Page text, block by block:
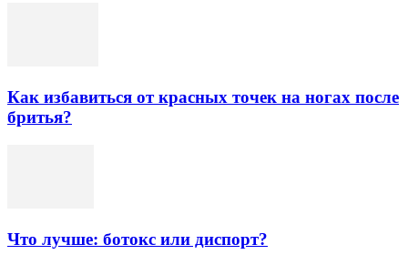
Как избавиться от красных точек на ногах после
бритья?
Что лучше: ботокс или диспорт?